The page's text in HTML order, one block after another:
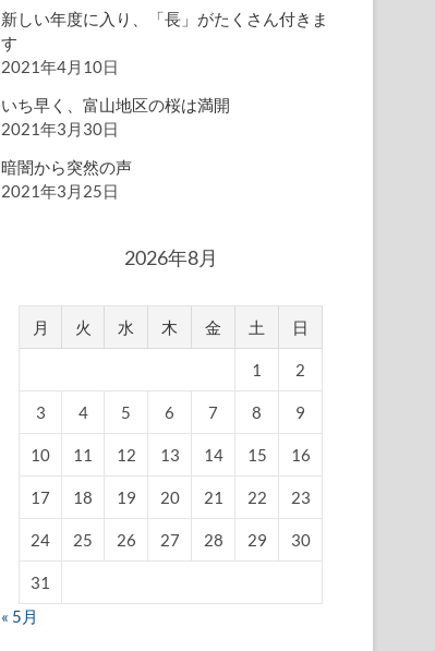
新しい年度に入り、「長」がたくさん付きま
す
2021年4月10日
いち早く、富山地区の桜は満開
2021年3月30日
暗闇から突然の声
2021年3月25日
2026年8月
月 火 水 木 金 土 日
1 2
3 4 5 6 7 8 9
10 11 12 13 14 15 16
17 18 19 20 21 22 23
24 25 26 27 28 29 30
31
« 5月